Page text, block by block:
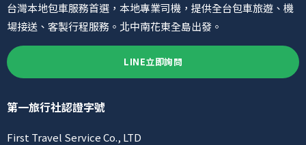
台灣本地包車服務首選，本地專業司機，提供全台包車旅遊、機
場接送、客製行程服務。北中南花東全島出發。
LINE立即詢問
第一旅行社認證字號
First Travel Service Co., LTD